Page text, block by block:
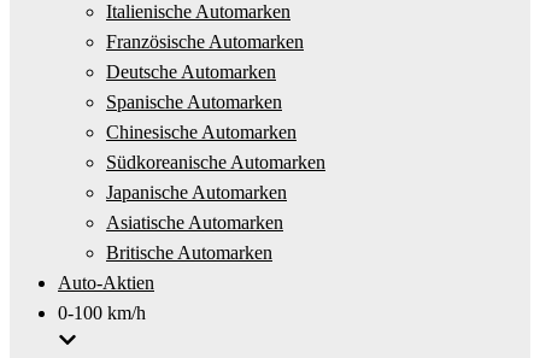
Italienische Automarken
Französische Automarken
Deutsche Automarken
Spanische Automarken
Chinesische Automarken
Südkoreanische Automarken
Japanische Automarken
Asiatische Automarken
Britische Automarken
Auto-Aktien
0-100 km/h